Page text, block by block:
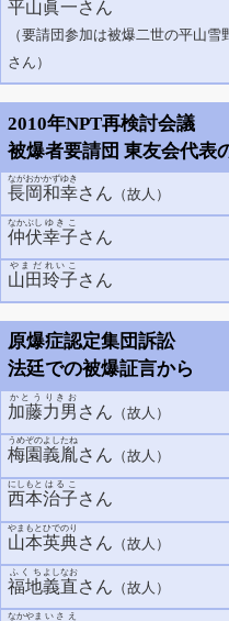
平山眞一さん
（要請団参加は被爆二世の平山雪
さん）
2010年NPT再検討会議
被爆者要請団 東友会代表
長岡
ながおか
和幸
かずゆき
さん （故人）
仲伏
なかぶし
幸子
ゆきこ
さん
山田
やまだ
玲子
れいこ
さん
原爆症認定集団訴訟
法廷での被爆証言から
加藤
かとう
力男
りきお
さん （故人）
梅園
うめぞの
義胤
よしたね
さん （故人）
西本
にしもと
治子
はるこ
さん
山本
やまもと
英典
ひでのり
さん （故人）
福地
ふくち
義直
よしなお
さん （故人）
なかやま いさえ